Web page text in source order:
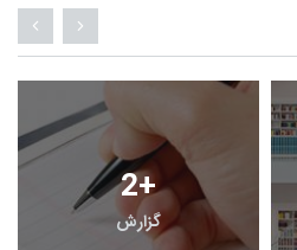
2+
گزارش